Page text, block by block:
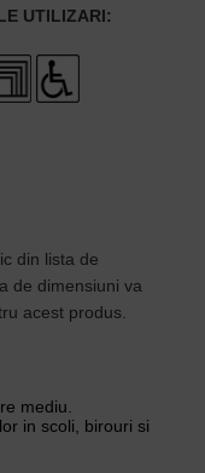
UTILIZARI:
din lista de
de dimensiuni va
acest produs.
mediu.
in scoli, birouri si